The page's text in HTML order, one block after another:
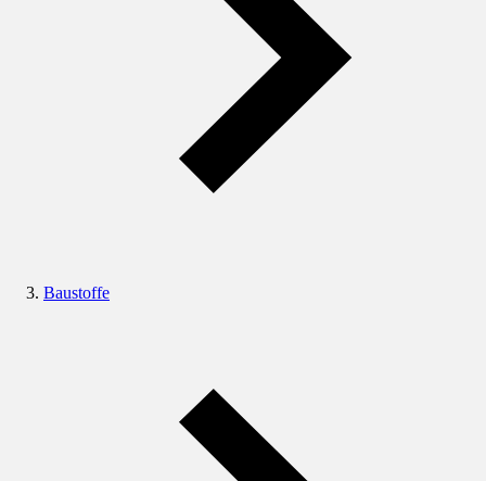
Baustoffe